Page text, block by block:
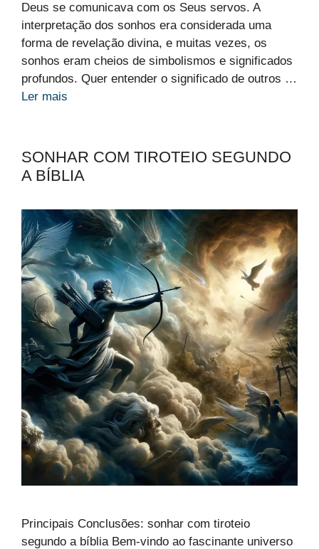
Deus se comunicava com os Seus servos. A
interpretação dos sonhos era considerada uma
forma de revelação divina, e muitas vezes, os
sonhos eram cheios de simbolismos e significados
profundos. Quer entender o significado de outros …
Ler mais
SONHAR COM TIROTEIO SEGUNDO
A BÍBLIA
Principais Conclusões: sonhar com tiroteio
segundo a bíblia Bem-vindo ao fascinante universo